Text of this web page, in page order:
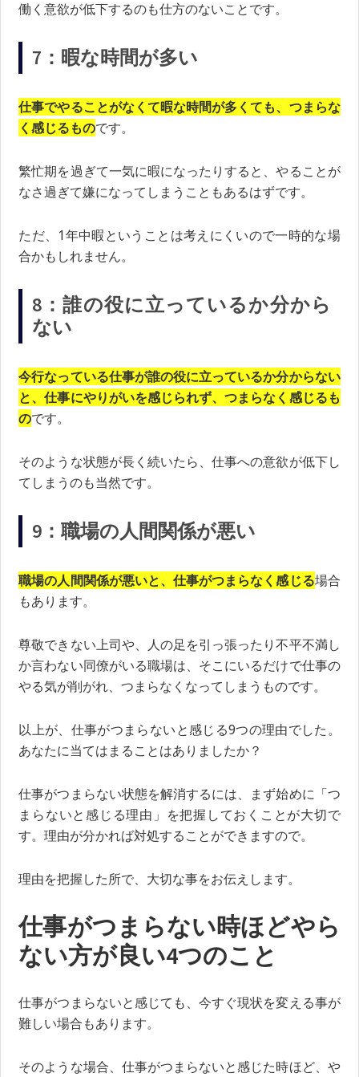
働く意欲が低下するのも仕方のないことです。
7：暇な時間が多い
仕事でやることがなくて暇な時間が多くても、つまらな
く感じるものです。
繁忙期を過ぎて一気に暇になったりすると、やることが
なさ過ぎて嫌になってしまうこともあるはずです。
ただ、1年中暇ということは考えにくいので一時的な場
合かもしれません。
8：誰の役に立っているか分から
ない
今行なっている仕事が誰の役に立っているか分からない
と、仕事にやりがいを感じられず、つまらなく感じるも
のです。
そのような状態が長く続いたら、仕事への意欲が低下し
てしまうのも当然です。
9：職場の人間関係が悪い
職場の人間関係が悪いと、仕事がつまらなく感じる場合
もあります。
尊敬できない上司や、人の足を引っ張ったり不平不満し
か言わない同僚がいる職場は、そこにいるだけで仕事の
やる気が削がれ、つまらなくなってしまうものです。
以上が、仕事がつまらないと感じる9つの理由でした。
あなたに当てはまることはありましたか？
仕事がつまらない状態を解消するには、まず始めに「つ
まらないと感じる理由」を把握しておくことが大切で
す。理由が分かれば対処することができますので。
理由を把握した所で、大切な事をお伝えします。
仕事がつまらない時ほどやら
ない方が良い4つのこと
仕事がつまらないと感じても、今すぐ現状を変える事が
難しい場合もあります。
そのような場合、仕事がつまらないと感じた時ほど、や